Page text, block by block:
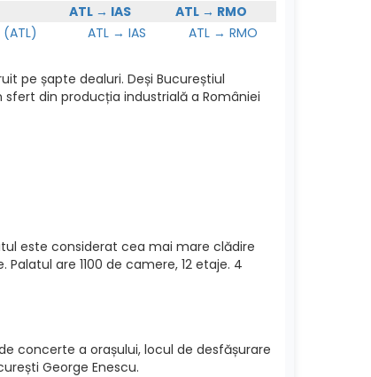
ATL → IAS
ATL → RMO
ATL → IAS ATL → RMO
pe șapte dealuri. Deși Bucureștiul
din producția industrială a României
este considerat cea mai mare clădire
are 1100 de camere, 12 etaje. 4
concerte a orașului, locul de desfășurare
George Enescu.